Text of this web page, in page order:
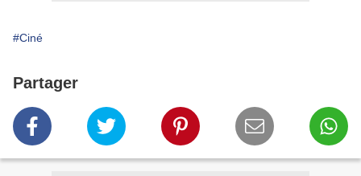
#Ciné
Partager